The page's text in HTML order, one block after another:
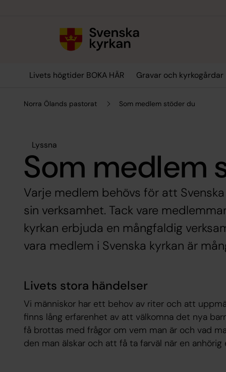
Livets högtider BOKA HÄR Gravar och kyrkogårdar
Norra Ölands pastorat Som medlem stöder du
Lyssna
Som medlem
Varje medlem behövs för att
sin verksamhet. Tack vare
kyrkan erbjuda en mångfaldig
vara medlem i Svenska kyrkan är
Livets stora händelser
Vi människor har ett behov av riter och att
finns lång erfarenhet av att välkomna det nya
få brottas med frågor om vem man är och vad
den man älskar och att få ta farväl när en